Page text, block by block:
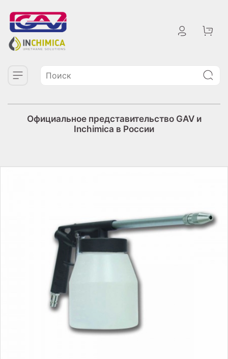
Официальное представительство GAV и
Inchimica в России